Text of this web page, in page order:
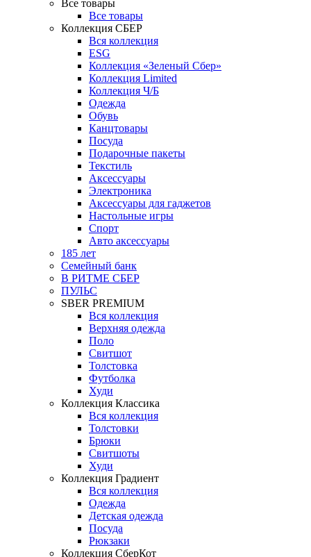
Все товары
Все товары
Коллекция СБЕР
Вся коллекция
ESG
Коллекция «Зеленый Сбер»
Коллекция Limited
Коллекция Ч/Б
Одежда
Обувь
Канцтовары
Посуда
Подарочные пакеты
Текстиль
Аксессуары
Электроника
Аксессуары для гаджетов
Настольные игры
Спорт
Авто аксессуары
185 лет
Семейный банк
В РИТМЕ СБЕР
ПУЛЬС
SBER PREMIUM
Вся коллекция
Верхняя одежда
Поло
Свитшот
Толстовка
Футболка
Худи
Коллекция Классика
Вся коллекция
Толстовки
Брюки
Свитшоты
Худи
Коллекция Градиент
Вся коллекция
Одежда
Детская одежда
Посуда
Рюкзаки
Коллекция СберКот